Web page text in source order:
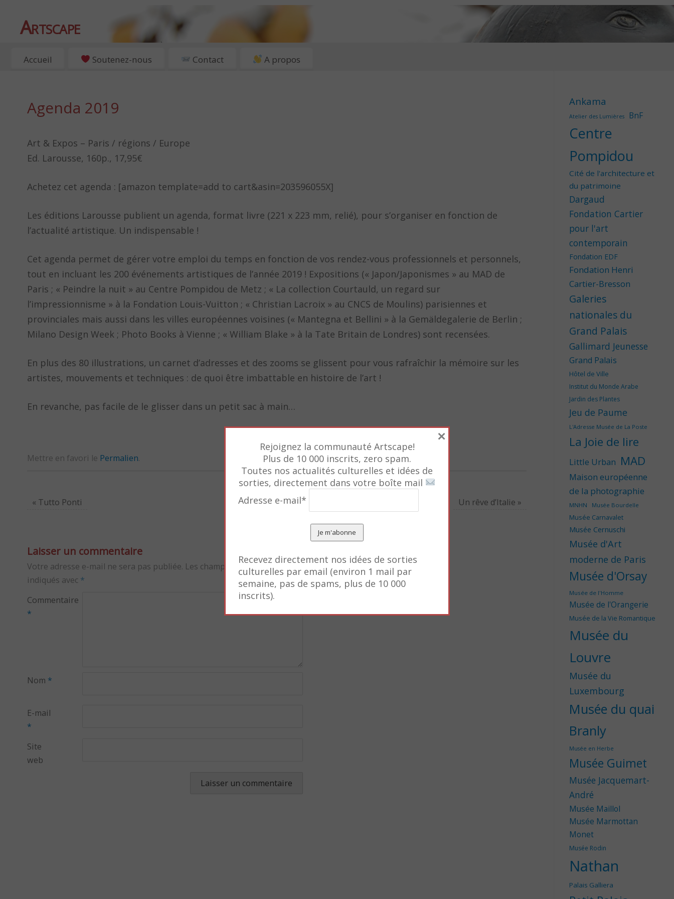
Artscape
EXPOSITIONS, ART ET CULTURE À PARIS
Accueil Soutenez-nous Contact A propos
Agenda 2019
Art & Expos – Paris / régions / Europe
Ed. Larousse, 160p., 17,95€
Achetez cet agenda : [amazon template=add to cart&asin=203596055X]
Les éditions Larousse publient un agenda, format livre (221 x 223 mm, relié), pour s’organiser en fonction de
l’actualité artistique. Un indispensable !
Cet agenda permet de gérer votre emploi du temps en fonction de vos rendez-vous professionnels et personnels,
tout en incluant les 200 événements artistiques de l’année 2019 ! Expositions (« Japon/Japonismes » au MAD de
Paris ; « Peindre la nuit » au Centre Pompidou de Metz ; « La collection Courtauld, un regard sur
l’impressionnisme » à la Fondation Louis-Vuitton ; « Christian Lacroix » au CNCS de Moulins) parisiennes et
provinciales mais aussi dans les villes européennes voisines (« Mantegna et Bellini » à la Gemäldegalerie de Berlin ;
Milano Design Week ; Photo Books à Vienne ; « William Blake » à la Tate Britain de Londres) sont recensées.
En plus des 80 illustrations, un carnet d’adresses et des zooms se glissent pour vous rafraîchir la mémoire sur les
artistes, mouvements et techniques : de quoi être imbattable en histoire de l’art !
En revanche, pas facile de le glisser dans un petit sac à main…
Mettre en favori le Permalien.
« Tutto Ponti Un rêve d’Italie »
Laisser un commentaire
Votre adresse e-mail ne sera pas publiée. Les champs obligatoires sont
indiqués avec *
Commentaire
*
Nom *
E-mail
*
Site
web
Ankama
Atelier des Lumières BnF
Centre
Pompidou
Cité de l'architecture et
du patrimoine
Dargaud
Fondation Cartier
pour l'art
contemporain
Fondation EDF
Fondation Henri
Cartier-Bresson
Galeries
nationales du
Grand Palais
Gallimard Jeunesse
Grand Palais
Hôtel de Ville
Institut du Monde Arabe
Jardin des Plantes
Jeu de Paume
L'Adresse Musée de La Poste
La Joie de lire
Little Urban MAD
Maison européenne
de la photographie
MNHN Musée Bourdelle
Musée Carnavalet
Musée Cernuschi
Musée d'Art
moderne de Paris
Musée d'Orsay
Musée de l'Homme
Musée de l'Orangerie
Musée de la Vie Romantique
Musée du
Louvre
Musée du
Luxembourg
Musée du quai
Branly
Musée en Herbe
Musée Guimet
Musée Jacquemart-
André
Musée Maillol
Musée Marmottan
Monet
Musée Rodin
Nathan
Palais Galliera
Rejoignez la communauté Artscape!
Plus de 10 000 inscrits, zero spam.
Toutes nos actualités culturelles et idées de
sorties, directement dans votre boîte mail
Adresse e-mail*
Recevez directement nos idées de sorties
culturelles par email (environ 1 mail par
semaine, pas de spams, plus de 10 000
inscrits).
×